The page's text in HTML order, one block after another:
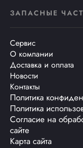
ЗАПАСНЫЕ
Сервис
О компании
Доставка и оплата
Новости
Контакты
Политика
Политика
Согласие на
сайте
Карта сайта